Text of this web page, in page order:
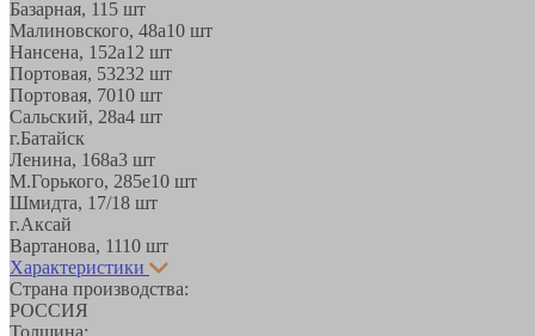
Базарная, 11 5 шт
Малиновского, 48а10 шт
Нансена, 152а12 шт
Портовая, 53232 шт
Портовая, 7010 шт
Сальский, 28a4 шт
г.Батайск
Ленина, 168а3 шт
М.Горького, 285е10 шт
Шмидта, 17/18 шт
г.Аксай
Вартанова, 1110 шт
Характеристики
Страна производства:
РОССИЯ
Толщина: